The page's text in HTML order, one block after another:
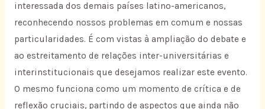
interessada dos demais países latino-americanos,
reconhecendo nossos problemas em comum e nossas
particularidades. É com vistas à ampliação do debate e
ao estreitamento de relações inter-universitárias e
interinstitucionais que desejamos realizar este evento.
O mesmo funciona como um momento de crítica e de
reflexão cruciais, partindo de aspectos que ainda não